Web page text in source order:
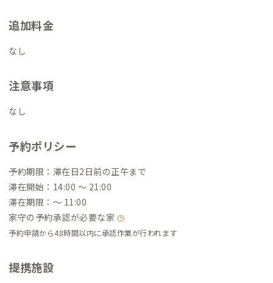
追加料金
なし
注意事項
なし
予約ポリシー
予約期限：滞在日2日前の正午まで
滞在開始：14:00 〜 21:00
滞在期限：〜 11:00
家守の予約承認が必要な家
予約申請から48時間以内に承認作業が行われます
提携施設